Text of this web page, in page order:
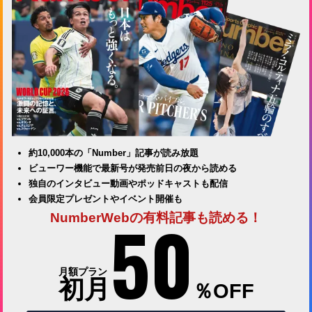
約10,000本の「Number」記事が読み放題
ビューワー機能で最新号が発売前日の夜から読める
独自のインタビュー動画やポッドキャストも配信
会員限定プレゼントやイベント開催も
NumberWebの有料記事も読める！
月額プラン
初月 50 ％OFF